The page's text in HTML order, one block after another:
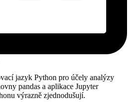
jazyk Python pro účely analýzy
pandas a aplikace Jupyter
výrazně zjednodušují.